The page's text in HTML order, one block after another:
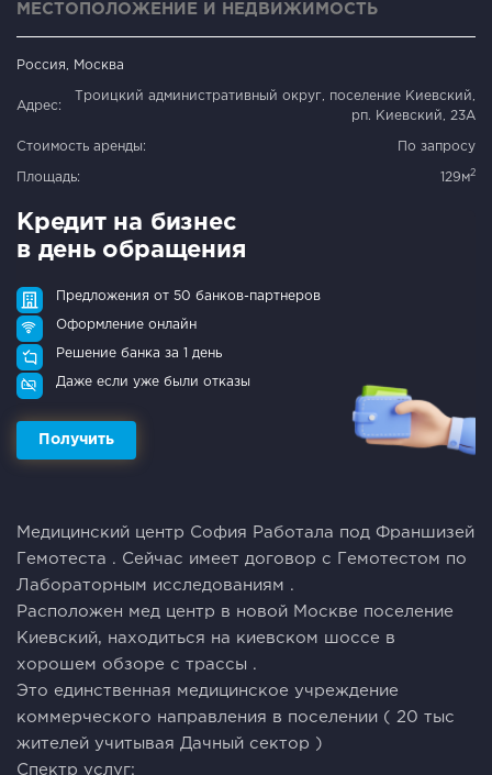
МЕСТОПОЛОЖЕНИЕ И НЕДВИЖИМОСТЬ
Россия, Москва
Адрес:
Троицкий административный округ, поселение Киевский,
рп. Киевский, 23А
Стоимость аренды: По запросу
Площадь: 129м2
Кредит на бизнес
в день обращения
Предложения от 50 банков-партнеров
Оформление онлайн
Решение банка за 1 день
Даже если уже были отказы
Получить
Медицинский центр София Работала под Франшизей
Гемотеста . Сейчас имеет договор с Гемотестом по
Лабораторным исследованиям .
Расположен мед центр в новой Москве поселение
Киевский, находиться на киевском шоссе в
хорошем обзоре с трассы .
Это единственная медицинское учреждение
коммерческого направления в поселении ( 20 тыс
жителей учитывая Дачный сектор )
Спектр услуг: